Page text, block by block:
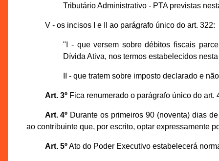
Tributário Administrativo - PTA previstas
V - os incisos I e II ao parágrafo único do art. 322:
"I - que versem sobre débitos fiscais
Dívida Ativa, nos termos estabelecidos
II - que tratem sobre imposto declarado e
Art. 3ºFica renumerado o parágrafo único do art.
Art. 4º Durante os primeiros 90 (noventa) dias
ao contribuinte que, por escrito, optar expressamente
Art. 5ºAto do Poder Executivo estabelecerá